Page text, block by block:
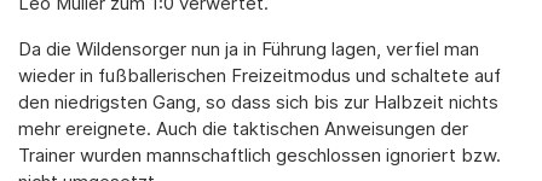
Da die Wildensorger nun ja in Führung lagen, verfiel man
wieder in fußballerischen Freizeitmodus und schaltete auf
den niedrigsten Gang, so dass sich bis zur Halbzeit nichts
mehr ereignete. Auch die taktischen Anweisungen der
Trainer wurden mannschaftlich geschlossen ignoriert bzw.